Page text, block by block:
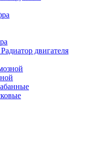
двигателя